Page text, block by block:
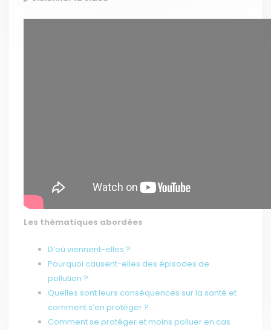
Les thématiques abordées
D’où viennent-elles ?
Pourquoi causent-elles des épisodes de
pollution ?
Quelles sont leurs conséquences sur la santé et
comment s’en protéger ?
Comment se protéger et moins polluer en cas